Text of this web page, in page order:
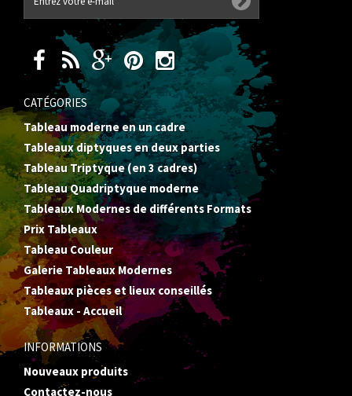
CATÉGORIES
Tableau moderne en un cadre
Tableaux diptyques en deux parties
Tableau Triptyque (en 3 cadres)
Tableau Quadriptyque moderne
Tableaux Modernes de différents Formats
Prix Tableaux
Tableau Couleur
Galerie Tableaux Modernes
Tableaux pièces et lieux conseillés
Tableaux - Accueil
INFORMATIONS
Nouveaux produits
Contactez-nous